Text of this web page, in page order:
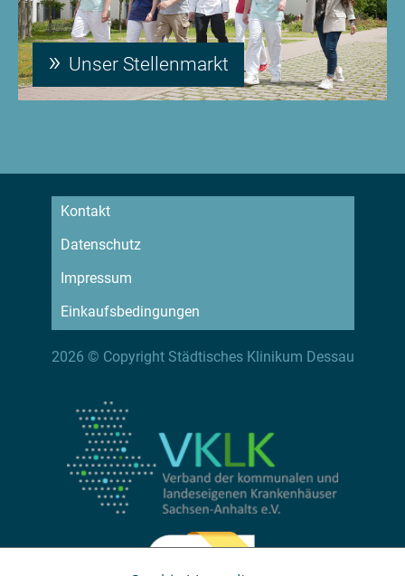
Unser Stellenmarkt
Kontakt
Datenschutz
Impressum
Einkaufsbedingungen
2026 © Copyright Städtisches Klinikum Dessau